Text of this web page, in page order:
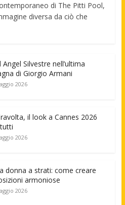
di The Pitti Pool,
diversa da ciò che
Angel Silvestre nell’ultima
di Giorgio Armani
2026
il look a Cannes 2026
2026
donna a strati: come creare
armoniose
2026